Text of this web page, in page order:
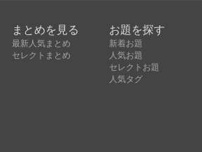
まとめを見る
最新人気まとめ
セレクトまとめ
お題を探す
新着お題
人気お題
セレクトお題
人気タグ